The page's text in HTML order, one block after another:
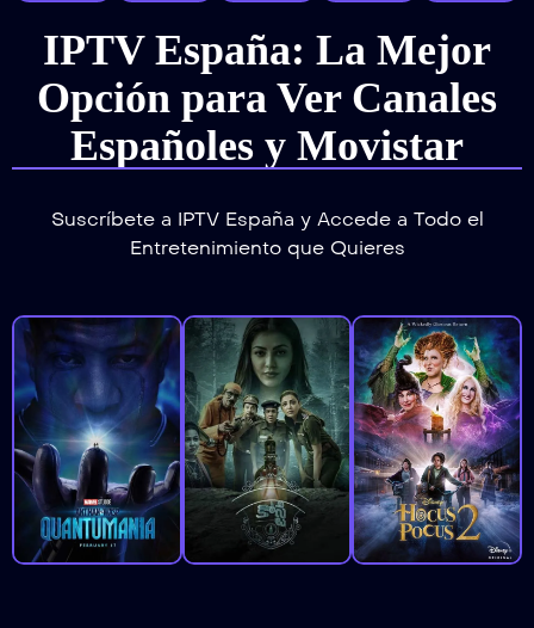
IPTV España: La Mejor
Opción para Ver Canales
Españoles y Movistar
Suscríbete a IPTV España y Accede a Todo el
Entretenimiento que Quieres